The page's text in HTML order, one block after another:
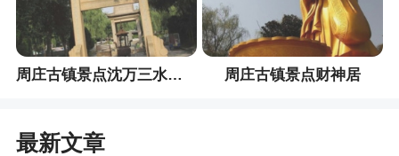
周庄古镇景点沈万三水底墓 周庄古镇景点财神居
最新文章